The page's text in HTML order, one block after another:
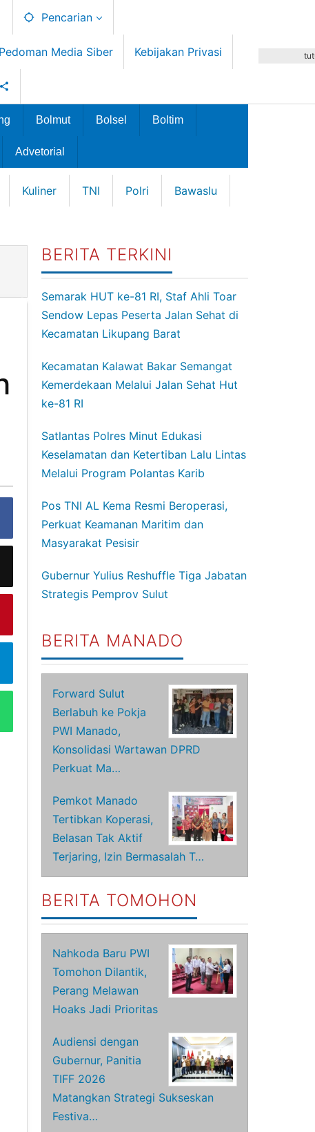
Pencarian
Pedoman Media Siber Kebijakan Privasi
Bolmut Bolsel Boltim
Advetorial
Kuliner TNI Polri Bawaslu
BERITA TERKINI
Semarak HUT ke-81 RI, Staf Ahli Toar
Sendow Lepas Peserta Jalan Sehat di
Kecamatan Likupang Barat
Kecamatan Kalawat Bakar Semangat
Kemerdekaan Melalui Jalan Sehat Hut
ke-81 RI
Satlantas Polres Minut Edukasi
Keselamatan dan Ketertiban Lalu Lintas
Melalui Program Polantas Karib
Pos TNI AL Kema Resmi Beroperasi,
Perkuat Keamanan Maritim dan
Masyarakat Pesisir
Gubernur Yulius Reshuffle Tiga Jabatan
Strategis Pemprov Sulut
BERITA MANADO
Forward Sulut
Berlabuh ke Pokja
PWI Manado,
Konsolidasi Wartawan DPRD
Perkuat Ma…
Pemkot Manado
Tertibkan Koperasi,
Belasan Tak Aktif
Terjaring, Izin Bermasalah T…
BERITA TOMOHON
Nahkoda Baru PWI
Tomohon Dilantik,
Perang Melawan
Hoaks Jadi Prioritas
Audiensi dengan
Gubernur, Panitia
TIFF 2026
Matangkan Strategi Sukseskan
Festiva…